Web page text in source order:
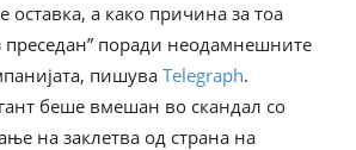
оставка, а како причина за тоа
преседан” поради неодамнешните
пишува Telegraph.
беше вмешан во скандал со
на заклетва од страна на